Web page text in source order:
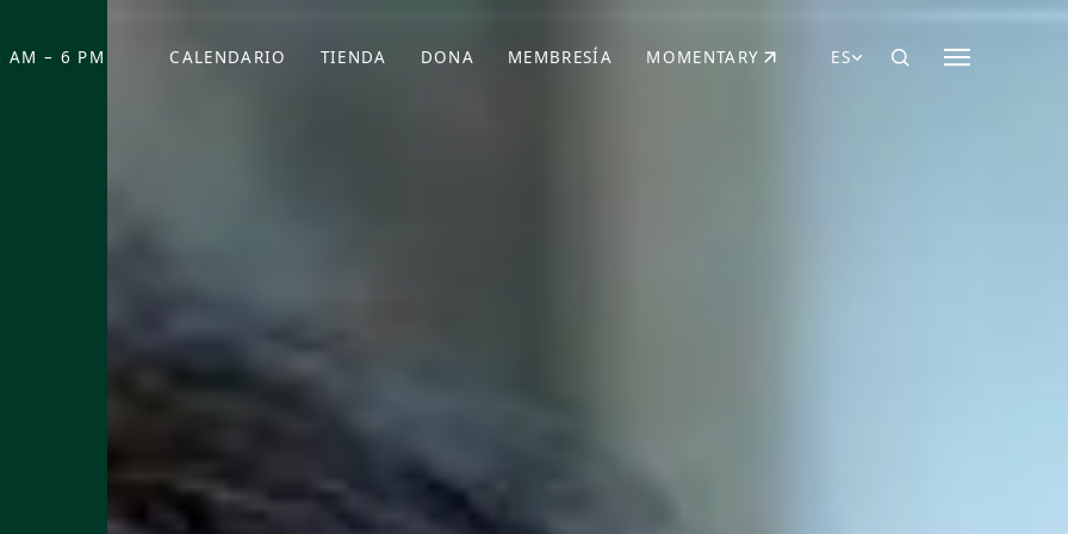
AM – 6 PM CALENDARIO TIENDA
(SE ABRE EN UNA PESTAÑA NUEVA)
DONA
(SE ABRE EN UNA PESTAÑA NUEVA)
MEMBRESÍA MOMENTARY
(SE ABRE EN UNA PESTAÑA NUEVA)
ES